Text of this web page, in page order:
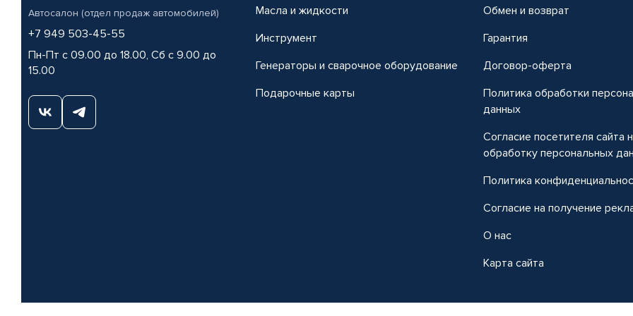
Автосалон (отдел продаж автомобилей)
+7 949 503-45-55
Пн-Пт с 09.00 до 18.00, Сб с 9.00 до
15.00
Масла и жидкости
Инструмент
Генераторы и сварочное оборудование
Подарочные карты
Обмен и возврат
Гарантия
Договор-оферта
Политика обработки
данных
Согласие посетителя сайта
обработку персональных
Политика
Согласие на получение
О нас
Карта сайта